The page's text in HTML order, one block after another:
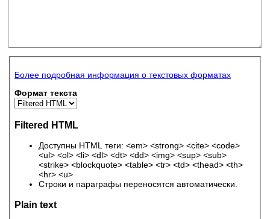
Более подробная информация о текстовых форматах
Формат текста
Filtered HTML
Доступны HTML теги: <em> <strong> <cite> <code>
<ul> <ol> <li> <dl> <dt> <dd> <img> <sup> <sub>
<strike> <blockquote> <table> <tr> <td> <thead> <th>
<hr> <u>
Строки и параграфы переносятся автоматически.
Plain text